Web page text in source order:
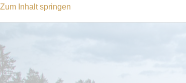
Zum Inhalt springen